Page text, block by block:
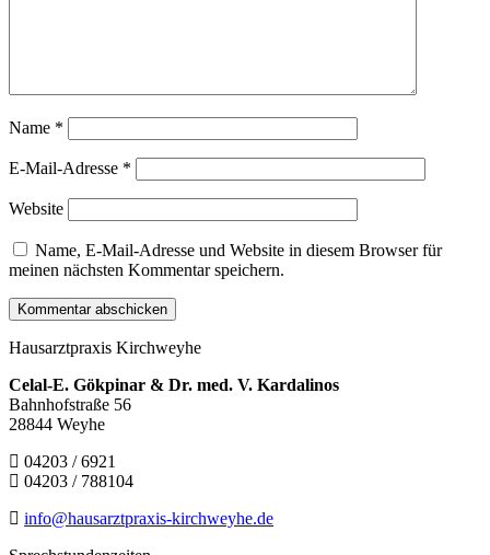
Name *
E-Mail-Adresse *
Website
Name, E-Mail-Adresse und Website in diesem Browser für
meinen nächsten Kommentar speichern.
Hausarztpraxis Kirchweyhe
Celal-E. Gökpinar & Dr. med. V. Kardalinos
Bahnhofstraße 56
28844 Weyhe
04203 / 6921
04203 / 788104
info@hausarztpraxis-kirchweyhe.de